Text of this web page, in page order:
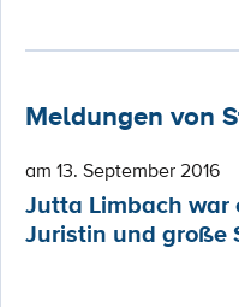
Meldungen von
am 13. September 2016
Jutta Limbach
Juristin und große